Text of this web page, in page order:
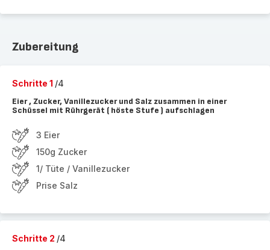
Zubereitung
Schritte 1 /4
Eier , Zucker, Vanillezucker und Salz zusammen in einer
Schüssel mit Rührgerät ( höste Stufe ) aufschlagen
3 Eier
150g Zucker
1/ Tüte / Vanillezucker
Prise Salz
Schritte 2 /4